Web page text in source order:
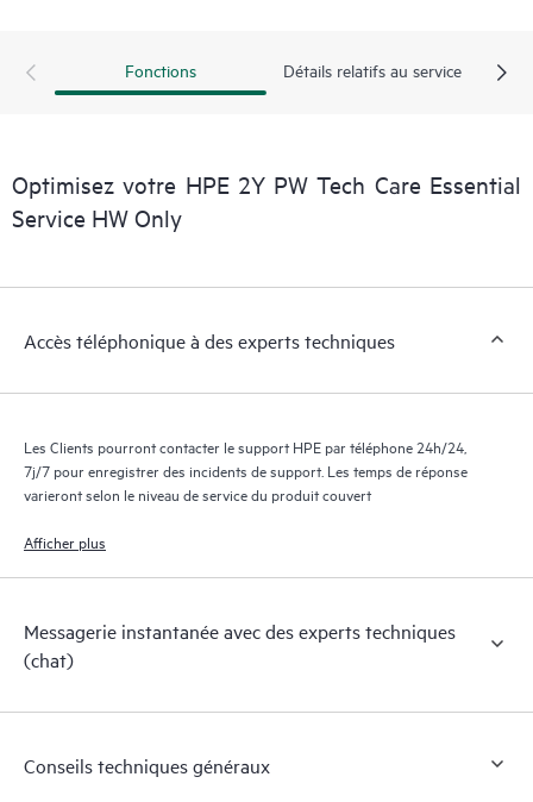
les différents produits installés dans leur environnement et en
d’effectuer certaines activités sans avoir à ouvrir un incident de
support, tout en fournissant un portail de ressources de
connaissances dûment sélectionnées. Le service HPE Tech Care
opérationnelle et l’optimisation des performances de la
Fonctions Détails relatifs au service
Optimisez votre HPE 2Y PW Tech Care Essential
Service HW Only
Accès téléphonique à des experts techniques
Les Clients pourront contacter le support HPE par téléphone 24h/24,
7j/7 pour enregistrer des incidents de support. Les temps de réponse
varieront selon le niveau de service du produit couvert
Afficher plus
Messagerie instantanée avec des experts techniques
(chat)
Conseils techniques généraux